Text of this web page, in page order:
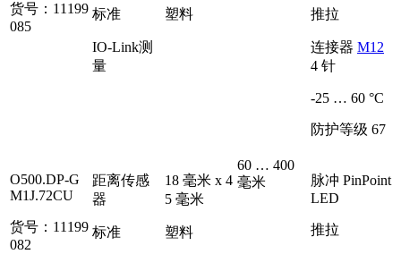
货号：11199
085
标准
IO-Link测
量
塑料 推拉
连接器 M12
4 针
-25 … 60 °C
防护等级 67
O500.DP-G
M1J.72CU
货号：11199
082
距离传感
器
标准
18 毫米 x 4
5 毫米
塑料
60 … 400
毫米
脉冲 PinPoint
LED
推拉